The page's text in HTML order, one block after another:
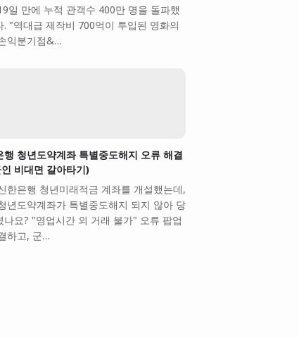
일 만에 누적 관객수 400만 명을 돌파했
. "역대급 제작비 700억이 투입된 영화의
익분기점&…
행 청년도약계좌 특별중도해지 오류 해결
비대면 갈아타기)
한은행 청년미래적금 계좌를 개설했는데,
년도약계좌가 특별중도해지 되지 않아 당
나요? "영업시간 외 거래 불가" 오류 팝업
하고, 군…